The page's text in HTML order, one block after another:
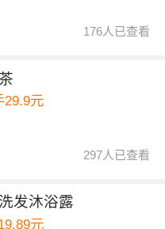
176人已查看
29.9元
297人已查看
发沐浴露
元